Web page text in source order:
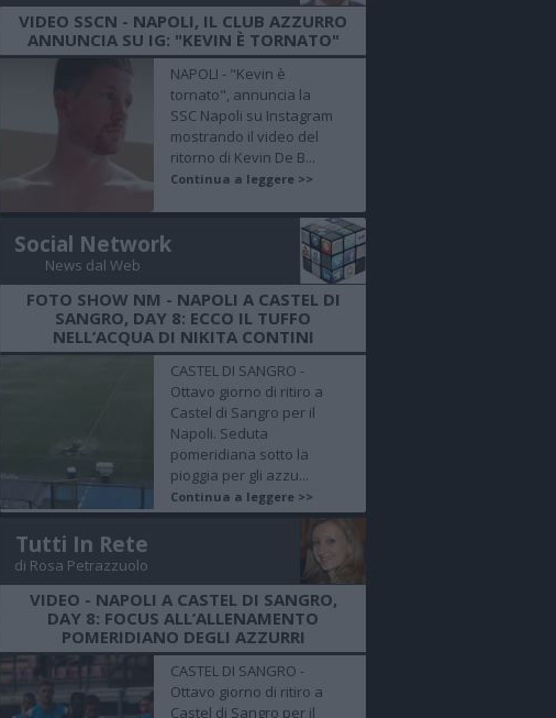
VIDEO SSCN - NAPOLI, IL CLUB AZZURRO
ANNUNCIA SU IG: "KEVIN È TORNATO"
NAPOLI - "Kevin è
tornato", annuncia la
SSC Napoli su Instagram
mostrando il video del
ritorno di Kevin De B...
Continua a leggere >>
Social Network
News dal Web
FOTO SHOW NM - NAPOLI A CASTEL DI
SANGRO, DAY 8: ECCO IL TUFFO
NELL’ACQUA DI NIKITA CONTINI
CASTEL DI SANGRO -
Ottavo giorno di ritiro a
Castel di Sangro per il
Napoli. Seduta
pomeridiana sotto la
pioggia per gli azzu...
Continua a leggere >>
Tutti In Rete
di Rosa Petrazzuolo
VIDEO - NAPOLI A CASTEL DI SANGRO,
DAY 8: FOCUS ALL’ALLENAMENTO
POMERIDIANO DEGLI AZZURRI
CASTEL DI SANGRO -
Ottavo giorno di ritiro a
Castel di Sangro per il